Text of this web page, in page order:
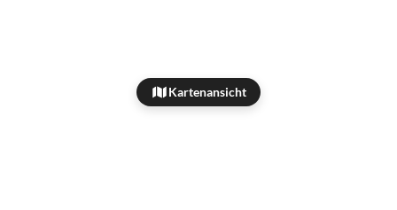
Kartenansicht